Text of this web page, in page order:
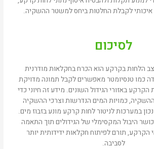
לקבלת החלטות ביחס למשטר ההשקיה.
לסיכום
הלחות בקרקע הוא הכרח בחקלאות מודרנית
כמו טנסיומטר מאפשרים לקבל תמונה מדויקת
באזורי הגידול השונים. מידע זה חיוני כדי
כמויות המים הנדרשות וצרכי ההשקיה
במערכות לניטור לחות קרקע מונע בזבוז מים.
היבול המקסימלי של הגידולים תוך התאמה
הקרקע, תורם לפיתוח חקלאות ידידותית יותר
לסביבה.